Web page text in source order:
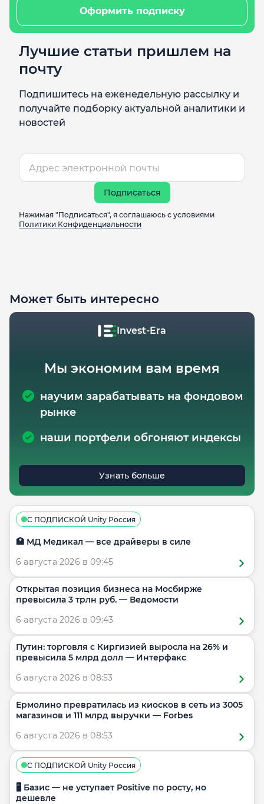
Оформить подписку
Лучшие статьи пришлем на
почту
Подпишитесь на еженедельную рассылку и
получайте подборку актуальной аналитики и
новостей
Подписаться
Нажимая "Подписаться", я соглашаюсь с условиями
Политики Конфиденциальности
Может быть интересно
Invest-Era
Мы экономим вам время
научим зарабатывать на фондовом
рынке
наши портфели обгоняют индексы
Узнать больше
С ПОДПИСКОЙ Unity Россия
🏥 МД Медикал — все драйверы в силе
6 августа 2026 в 09:45
Открытая позиция бизнеса на Мосбирже
превысила 3 трлн руб. — Ведомости
6 августа 2026 в 09:43
Путин: торговля с Киргизией выросла на 26% и
превысила 5 млрд долл — Интерфакс
6 августа 2026 в 08:53
Ермолино превратилась из киосков в сеть из 3005
магазинов и 111 млрд выручки — Forbes
6 августа 2026 в 08:53
С ПОДПИСКОЙ Unity Россия
🖥 Базис — не уступает Positive по росту, но
дешевле